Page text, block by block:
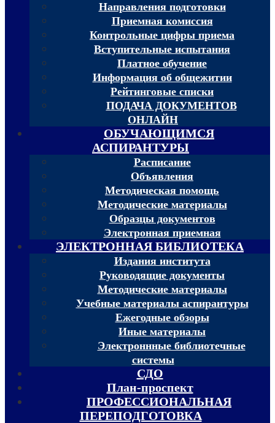
Направления подготовки
Приемная комиссия
Контрольные цифры приема
Вступительные испытания
Платное обучение
Информация об общежитии
Рейтинговые списки
ПОДАЧА ДОКУМЕНТОВ
ОНЛАЙН
ОБУЧАЮЩИМСЯ
АСПИРАНТУРЫ
Расписание
Объявления
Методическая помощь
Методические материалы
Образцы документов
Электронная приемная
ЭЛЕКТРОННАЯ БИБЛИОТЕКА
Издания института
Руководящие документы
Методические материалы
Учебные материалы аспирантуры
Ежегодные обзоры
Иные материалы
Электроннные библиотечные
системы
СДО
План-проспект
ПРОФЕССИОНАЛЬНАЯ
ПЕРЕПОДГОТОВКА